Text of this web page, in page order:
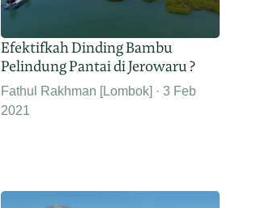
Efektifkah Dinding Bambu
Pelindung Pantai di Jerowaru ?
Fathul Rakhman [Lombok]
3 Feb
2021